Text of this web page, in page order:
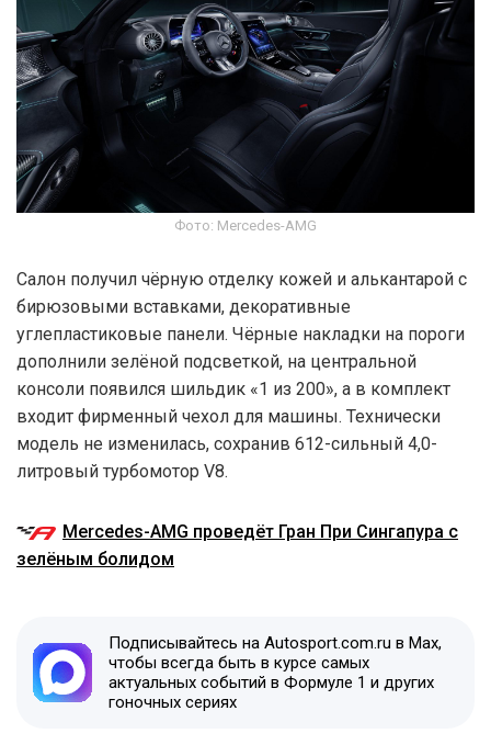
Фото: Mercedes-AMG
Салон получил чёрную отделку кожей и алькантарой с
бирюзовыми вставками, декоративные
углепластиковые панели. Чёрные накладки на пороги
дополнили зелёной подсветкой, на центральной
консоли появился шильдик «1 из 200», а в комплект
входит фирменный чехол для машины. Технически
модель не изменилась, сохранив 612-сильный 4,0-
литровый турбомотор V8.
Mercedes-AMG проведёт Гран При Сингапура с
зелёным болидом
Подписывайтесь на Autosport.com.ru в Max,
чтобы всегда быть в курсе самых
актуальных событий в Формуле 1 и других
гоночных сериях